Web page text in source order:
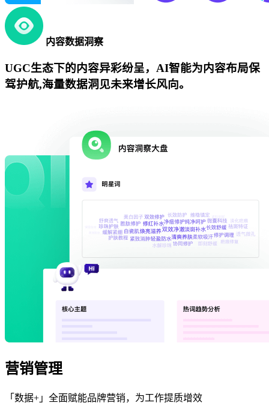
内容数据洞察
UGC生态下的内容异彩纷呈，AI智能为内容布局保
驾护航,海量数据洞见未来增长风向。
营销管理
「数据+」全面赋能品牌营销，为工作提质增效